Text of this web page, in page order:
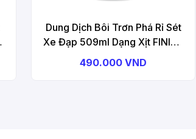
Dung Dịch Bôi Trơn Phá Rỉ Sét
Xe Đạp 509ml Dạng Xịt FINISH
LINE Chill Zone Aerosol
490.000 VND